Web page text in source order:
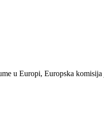
u Europi, Europska